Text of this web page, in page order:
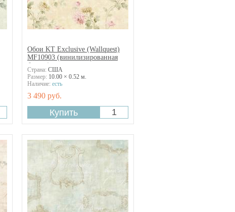
Обои KT Exclusive (Wallquest)
MF10903 (винилизированная
бумага)
Страна: США
Размер: 10.00 × 0.52 м.
Наличие: есть
3 490 руб.